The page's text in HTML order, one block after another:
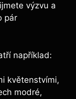
výzvu a
pár
například:
květenstvími,
modré,